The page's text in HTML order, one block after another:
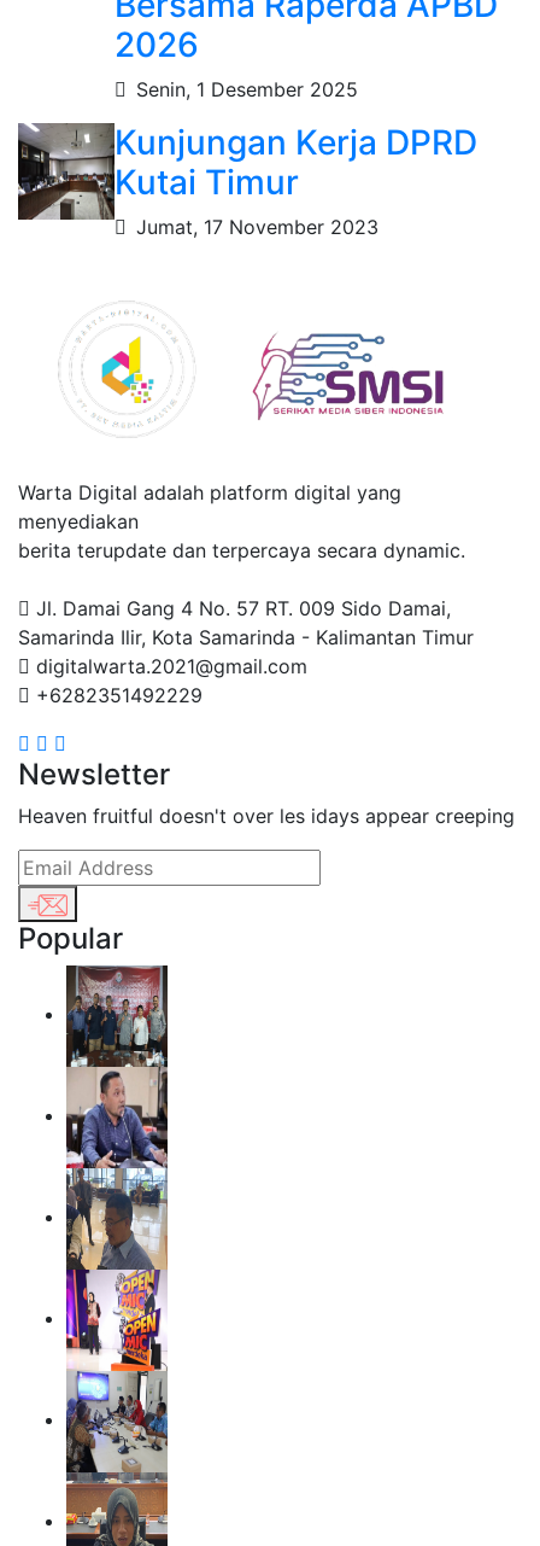
2026
Senin, 1 Desember 2025
Kunjungan Kerja DPRD
Kutai Timur
Jumat, 17 November 2023
Warta Digital adalah platform digital yang
menyediakan
berita terupdate dan terpercaya secara dynamic.
Jl. Damai Gang 4 No. 57 RT. 009 Sido Damai,
Samarinda Ilir, Kota Samarinda - Kalimantan Timur
digitalwarta.2021@gmail.com
+6282351492229
Newsletter
Heaven fruitful doesn't over les idays appear creeping
Popular